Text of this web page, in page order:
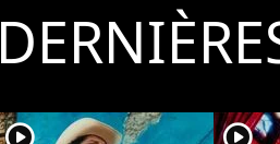
player2 player2